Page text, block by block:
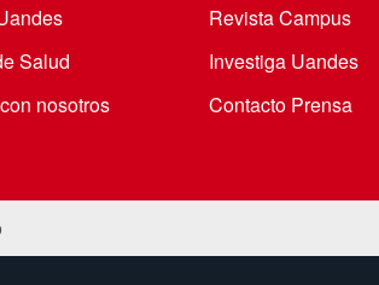
Salud
nosotros
Revista Campus
Investiga Uandes
Contacto Prensa